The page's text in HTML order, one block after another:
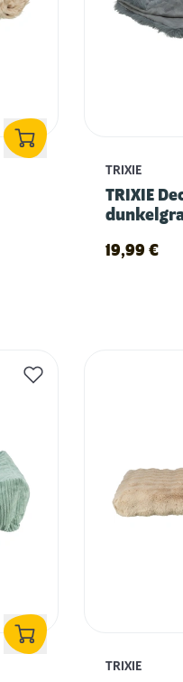
TRIXIE
TRIXIE
19,99 €
TRIXIE